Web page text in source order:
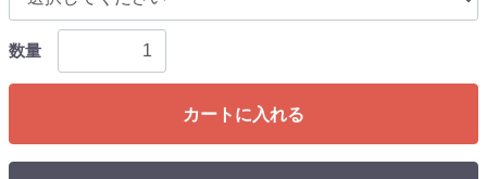
数量
カートに入れる